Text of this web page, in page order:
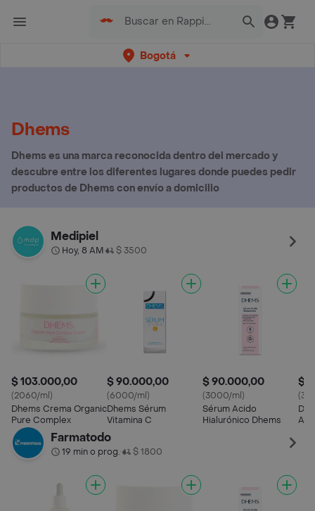
Bogotá
Dhems
Dhems es una marca reconocida dentro del mercado y
descubre entre los diferentes lugares donde puedes pedir
productos de Dhems con envío a domicilio
Medipiel
Hoy, 8 AM• $ 3500
$ 103.000,00
(2060/ml)
Dhems Crema Organic
Pure Complex
$ 90.000,00
(6000/ml)
Dhems Sérum
Vitamina C
$ 90.000,00
(3000/ml)
Sérum Acido
Hialurónico Dhems
$
Farmatodo
19 min o prog.• $ 1800